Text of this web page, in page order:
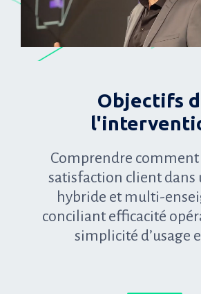
Objectifs
Comprendre
satisfaction client dans
hybride et multi-
conciliant efficacité
simplicité d’usage